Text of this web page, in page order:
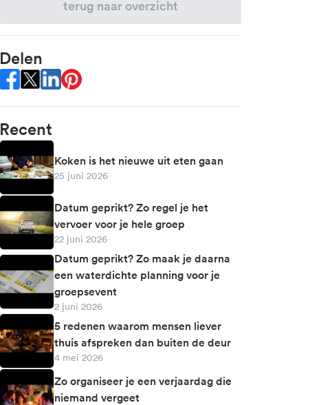
terug naar overzicht
Delen
Share this on Facebook
Share this on X (twitter)
Share this on LinkedIn
Share this on Pinterest
Recent
Koken is het nieuwe uit eten gaan
25 juni 2026
Datum geprikt? Zo regel je het
vervoer voor je hele groep
22 juni 2026
Datum geprikt? Zo maak je daarna
een waterdichte planning voor je
groepsevent
2 juni 2026
5 redenen waarom mensen liever
thuis afspreken dan buiten de deur
4 mei 2026
Zo organiseer je een verjaardag die
niemand vergeet